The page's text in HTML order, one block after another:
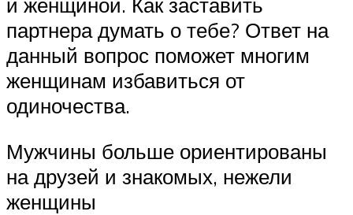
партнера думать о тебе? Ответ на
данный вопрос поможет многим
женщинам избавиться от
одиночества.
Мужчины больше ориентированы
на друзей и знакомых, нежели
женщины